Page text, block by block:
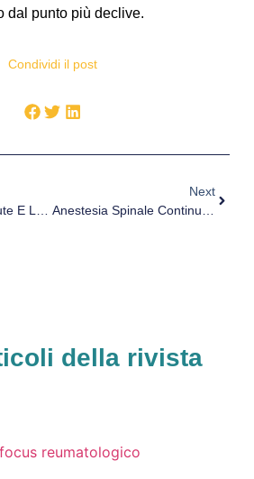
dal punto più declive.
Condividi il post
Next
della rivista